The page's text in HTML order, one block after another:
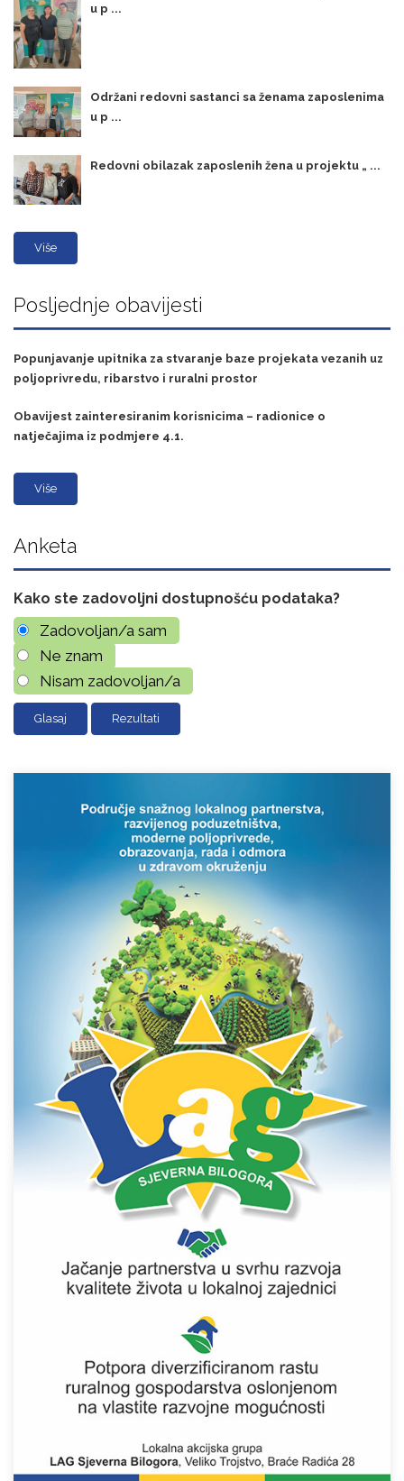
u p ...
Održani redovni sastanci sa ženama zaposlenima
u p ...
Redovni obilazak zaposlenih žena u projektu „ ...
Više
Posljednje obavijesti
Popunjavanje upitnika za stvaranje baze projekata vezanih uz
poljoprivredu, ribarstvo i ruralni prostor
Obavijest zainteresiranim korisnicima – radionice o
natječajima iz podmjere 4.1.
Više
Anketa
Kako ste zadovoljni dostupnošću podataka?
Zadovoljan/a sam
Ne znam
Nisam zadovoljan/a
Rezultati